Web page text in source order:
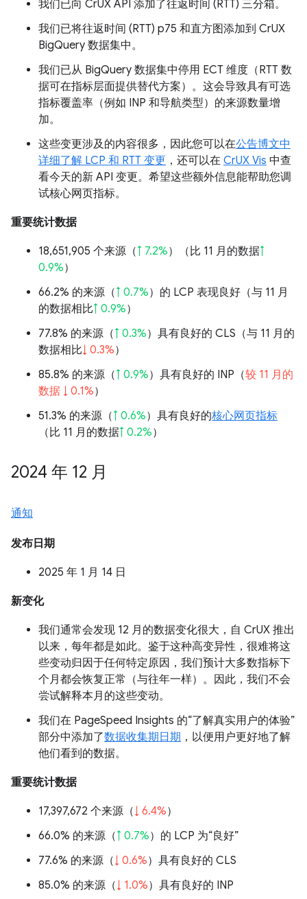
我们已向 CrUX API 添加了往返时间 (RTT) 三分箱。
我们已将往返时间 (RTT) p75 和直方图添加到 CrUX
BigQuery 数据集中。
我们已从 BigQuery 数据集中停用 ECT 维度（RTT 数
据可在指标层面提供替代方案）。这会导致具有可选
指标覆盖率（例如 INP 和导航类型）的来源数量增
加。
这些变更涉及的内容很多，因此您可以在公告博文中
详细了解 LCP 和 RTT 变更 ，还可以在 CrUX Vis 中查
看今天的新 API 变更。希望这些额外信息能帮助您调
试核心网页指标。
重要统计数据
18,651,905 个来源（↑ 7.2%）（比 11 月的数据↑
0.9%）
66.2% 的来源（↑ 0.7%）的 LCP 表现良好（与 11 月
的数据相比↑ 0.9%）
77.8% 的来源（↑ 0.3%）具有良好的 CLS（与 11 月的
数据相比↓ 0.3%）
85.8% 的来源（↑ 0.9%）具有良好的 INP（较 11 月的
数据 ↓ 0.1%）
51.3% 的来源（↑ 0.6%）具有良好的核心网页指标
（比 11 月的数据↑ 0.2%）
2024 年 12 月
通知
发布日期
2025 年 1 月 14 日
新变化
我们通常会发现 12 月的数据变化很大，自 CrUX 推出
以来，每年都是如此。鉴于这种高变异性，很难将这
些变动归因于任何特定原因，我们预计大多数指标下
个月都会恢复正常（与往年一样）。因此，我们不会
尝试解释本月的这些变动。
我们在 PageSpeed Insights 的“了解真实用户的体验”
部分中添加了数据收集期日期 ，以便用户更好地了解
他们看到的数据。
重要统计数据
17,397,672 个来源（↓ 6.4%）
66.0% 的来源（↑ 0.7%）的 LCP 为“良好”
77.6% 的来源（↓ 0.6%）具有良好的 CLS
85.0% 的来源（↓ 1.0%）具有良好的 INP